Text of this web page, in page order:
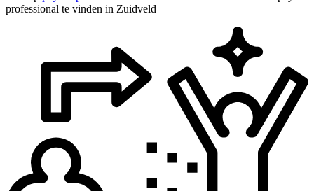
professional te vinden in Zuidveld